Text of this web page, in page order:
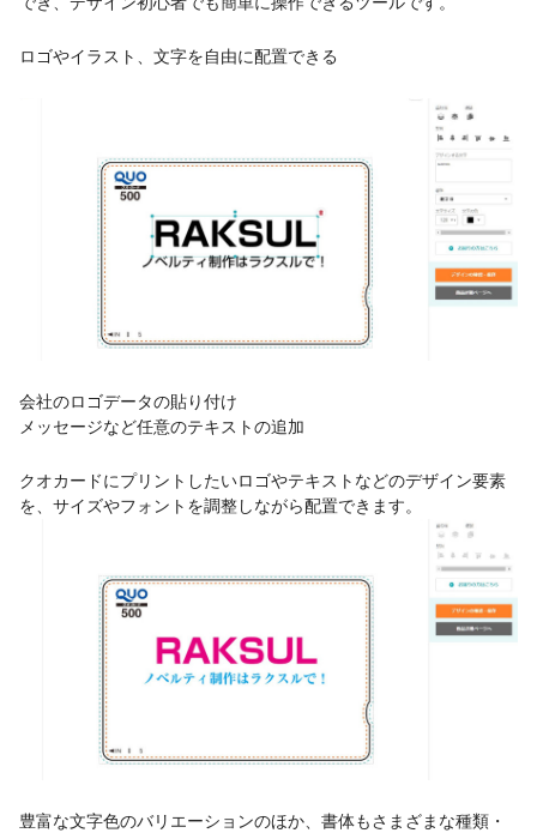
ロゴやイラスト、文字を自由に配置できる
会社のロゴデータの貼り付け
メッセージなど任意のテキストの追加
クオカードにプリントしたいロゴやテキストなどのデザイン要素
を、サイズやフォントを調整しながら配置できます。
豊富な文字色のバリエーションのほか、書体もさまざまな種類・